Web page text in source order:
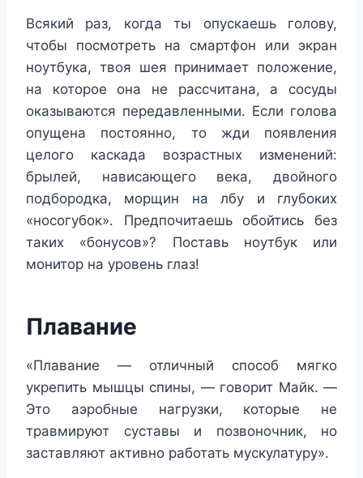
Всякий раз, когда ты опускаешь голову,
чтобы посмотреть на смартфон или экран
ноутбука, твоя шея принимает положение,
на которое она не рассчитана, а сосуды
оказываются передавленными. Если голова
опущена постоянно, то жди появления
целого каскада возрастных изменений:
брылей, нависающего века, двойного
подбородка, морщин на лбу и глубоких
«носогубок». Предпочитаешь обойтись без
таких «бонусов»? Поставь ноутбук или
монитор на уровень глаз!
Плавание
«Плавание — отличный способ мягко
укрепить мышцы спины, — говорит Майк. —
Это аэробные нагрузки, которые не
травмируют суставы и позвоночник, но
заставляют активно работать мускулатуру».